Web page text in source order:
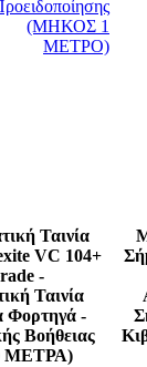
Ταινία
VC 104+
-
Ταινία
Φορτηγά -
Βοήθειας
ΜΕΤΡΑ)